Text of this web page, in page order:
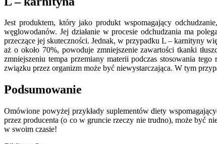
Jest produktem, który jako produkt wspomagający
węglowodanów. Jej działanie w procesie odchudzania ma
przeczące jej skuteczności. Jednak, w przypadku L – karnityny
aż o około 70%, powoduje zmniejszenie zawartości tkanki
zmniejszeniu tempa przemiany materii podczas stosowania
związku przez organizm może być niewystarczająca. W tym
Podsumowanie
Omówione powyżej przykłady suplementów diety
przez producenta (o co w gruncie rzeczy nie trudno), może być
w swoim czasie!